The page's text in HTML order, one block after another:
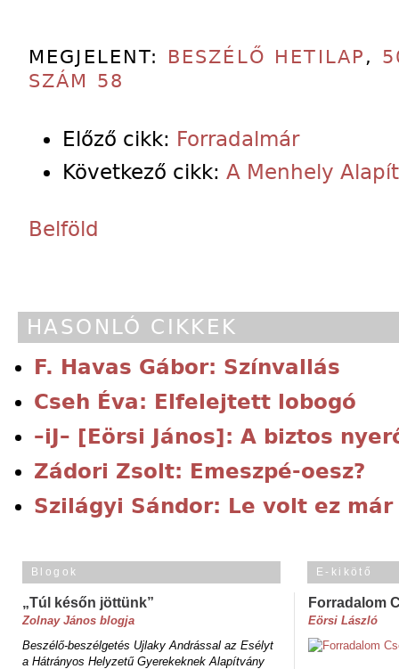
MEGJELENT: BESZÉLŐ HETILAP ,
SZÁM 58
Előző cikk: Forradalmár
Következő cikk: A Menhely
Belföld
HASONLÓ CIKKEK
F. Havas Gábor: Színvallás
Cseh Éva: Elfelejtett lobogó
–iJ– [Eörsi János]: A biztos
Zádori Zsolt: Emeszpé-oesz?
Szilágyi Sándor: Le volt ez
Blogok
„Túl későn jöttünk”
Zolnay János blogja
Beszélő-beszélgetés Ujlaky Andrással az Esélyt
a Hátrányos Helyzetű Gyerekeknek Alapítvány
E-kikötő
Forradalom
Eörsi László